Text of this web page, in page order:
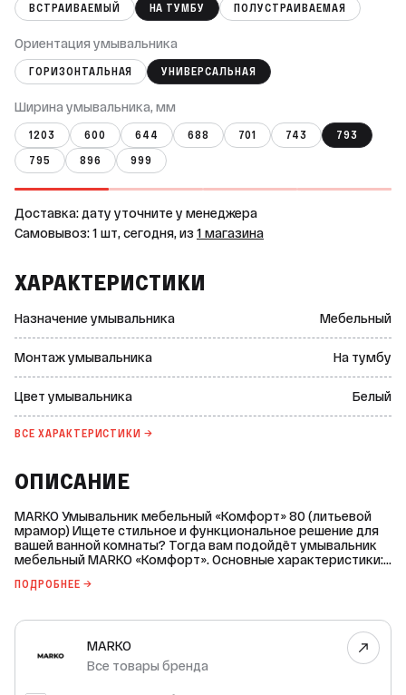
ВСТРАИВАЕМЫЙ НА ТУМБУ ПОЛУСТРАИВАЕМАЯ
Ориентация умывальника
ГОРИЗОНТАЛЬНАЯ УНИВЕРСАЛЬНАЯ
Ширина умывальника, мм
1203 600 644 688 701 743
793
795
896 999
Доставка: дату уточните у менеджера
Самовывоз: 1 шт, сегодня, из 1 магазина
ХАРАКТЕРИСТИКИ
Назначение умывальника Мебельный
Монтаж умывальника На тумбу
Цвет умывальника Белый
ВСЕ ХАРАКТЕРИСТИКИ →
ОПИСАНИЕ
MARKO Умывальник мебельный «Комфорт» 80 (литьевой
мрамор) Ищете стильное и функциональное решение для
вашей ванной комнаты? Тогда вам подойдёт умывальник
мебельный MARKO «Комфорт». Основные характеристики: *
Назначение: для ванной комнаты. * Материал: литьевой
универсальная. * Структура поверхности: глянцевая. *
Монтаж: установка на тумбу. * Цвет: белый. * Расположение
смесителя: по центру. * Отверстие для перелива: есть. *
Диаметр отверстия под смеситель: 35 мм. * Декоративное
кольцо в комплекте: да. * Ширина без упаковки: 793 мм. *
Глубина без упаковки: 445 мм. * Высота без упаковки: 145
ПОДРОБНЕЕ →
MARKO
Все товары бренда